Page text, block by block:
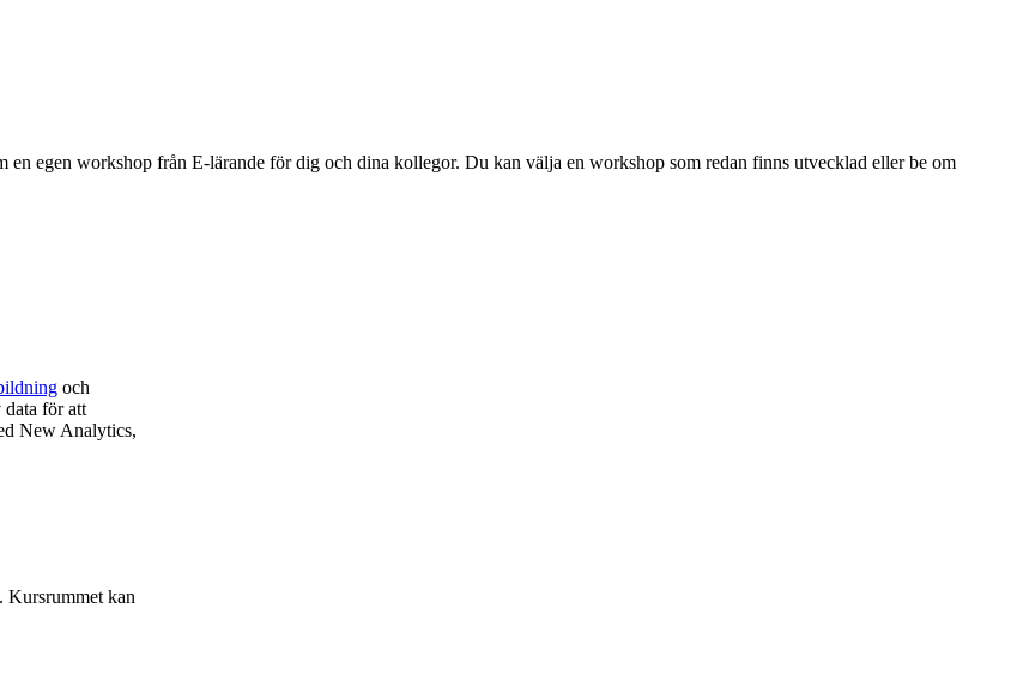
egen workshop från E-lärande för dig och dina kollegor. Du kan välja en workshop som redan finns utvecklad eller be om
och
data för att
New Analytics,
Kursrummet kan